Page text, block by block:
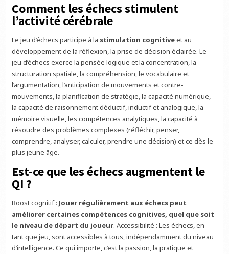
Comment les échecs stimulent
l’activité cérébrale
Le jeu d’échecs participe à la stimulation cognitiveet au
développement de la réflexion, la prise de décision éclairée. Le
jeu d’échecs exerce la pensée logique et la concentration, la
structuration spatiale, la compréhension, le vocabulaire et
l’argumentation, l’anticipation de mouvements et contre-
mouvements, la planification de stratégie, la capacité numérique,
la capacité de raisonnement déductif, inductif et analogique, la
mémoire visuelle, les compétences analytiques, la capacité à
résoudre des problèmes complexes (réfléchir, penser,
comprendre, analyser, calculer, prendre une décision) et ce dès le
plus jeune âge.
Est-ce que les échecs augmentent le
QI ?
Boost cognitif : Jouer régulièrement aux échecs peut
améliorer certaines compétences cognitives, quel que soit
le niveau de départ du joueur. Accessibilité : Les échecs, en
tant que jeu, sont accessibles à tous, indépendamment du niveau
d’intelligence. Ce qui importe, c’est la passion, la pratique et